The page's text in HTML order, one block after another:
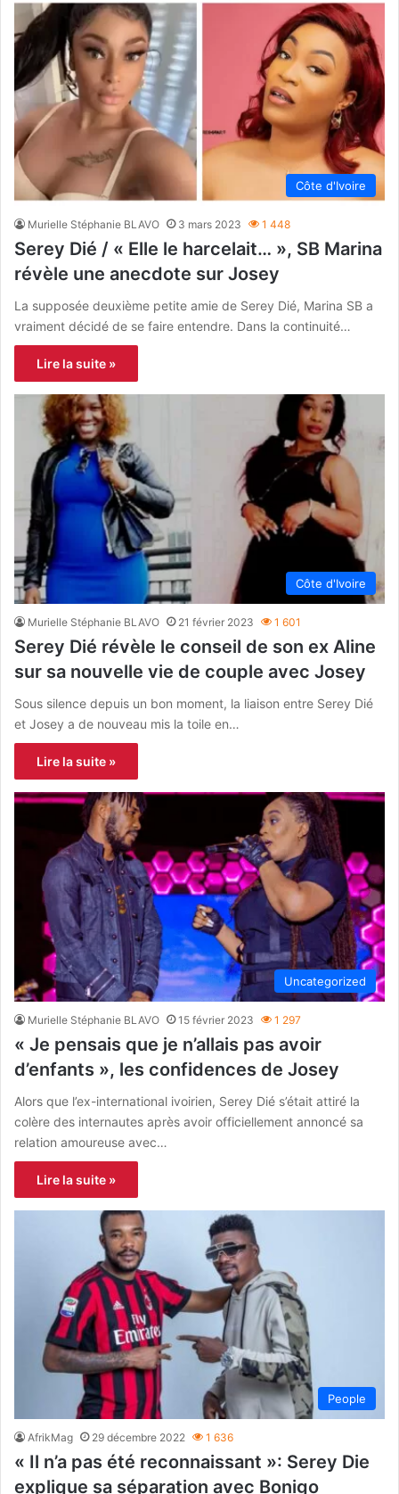
Côte d'Ivoire
Murielle Stéphanie BLAVO 3 mars 2023 1 448
Serey Dié / « Elle le harcelait… », SB Marina
révèle une anecdote sur Josey
La supposée deuxième petite amie de Serey Dié, Marina SB a
vraiment décidé de se faire entendre. Dans la continuité…
Lire la suite »
Côte d'Ivoire
Murielle Stéphanie BLAVO 21 février 2023 1 601
Serey Dié révèle le conseil de son ex Aline
sur sa nouvelle vie de couple avec Josey
Sous silence depuis un bon moment, la liaison entre Serey Dié
et Josey a de nouveau mis la toile en…
Lire la suite »
Uncategorized
Murielle Stéphanie BLAVO 15 février 2023 1 297
« Je pensais que je n’allais pas avoir
d’enfants », les confidences de Josey
Alors que l’ex-international ivoirien, Serey Dié s’était attiré la
colère des internautes après avoir officiellement annoncé sa
relation amoureuse avec…
Lire la suite »
People
AfrikMag 29 décembre 2022 1 636
« Il n’a pas été reconnaissant »: Serey Die
explique sa séparation avec Bonigo